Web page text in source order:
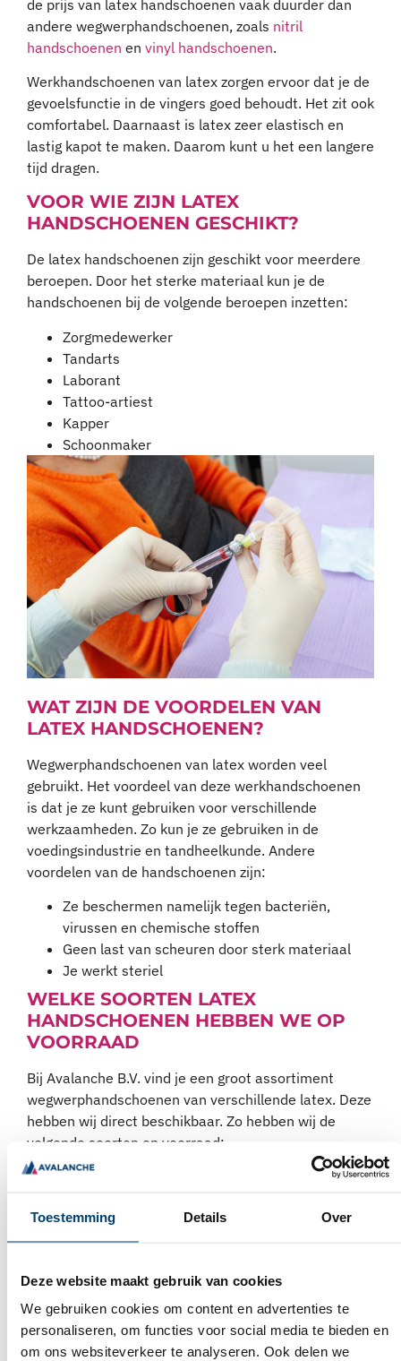
Toestemming Details Over
Deze website maakt gebruik van cookies
We gebruiken cookies om content en advertenties te
personaliseren, om functies voor social media te bieden en
om ons websiteverkeer te analyseren. Ook delen we
de prijs van latex handschoenen vaak duurder dan
andere wegwerphandschoenen, zoals nitril
handschoenen en vinyl handschoenen.
Werkhandschoenen van latex zorgen ervoor dat je de
gevoelsfunctie in de vingers goed behoudt. Het zit ook
comfortabel. Daarnaast is latex zeer elastisch en
lastig kapot te maken. Daarom kunt u het een langere
tijd dragen.
VOOR WIE ZIJN LATEX
HANDSCHOENEN GESCHIKT?
De latex handschoenen zijn geschikt voor meerdere
beroepen. Door het sterke materiaal kun je de
handschoenen bij de volgende beroepen inzetten:
Zorgmedewerker
Tandarts
Laborant
Tattoo-artiest
Kapper
Schoonmaker
WAT ZIJN DE VOORDELEN VAN
LATEX HANDSCHOENEN?
Wegwerphandschoenen van latex worden veel
gebruikt. Het voordeel van deze werkhandschoenen
is dat je ze kunt gebruiken voor verschillende
werkzaamheden. Zo kun je ze gebruiken in de
voedingsindustrie en tandheelkunde. Andere
voordelen van de handschoenen zijn:
Ze beschermen namelijk tegen bacteriën,
virussen en chemische stoffen
Geen last van scheuren door sterk materiaal
Je werkt steriel
WELKE SOORTEN LATEX
HANDSCHOENEN HEBBEN WE OP
VOORRAAD
Bij Avalanche B.V. vind je een groot assortiment
wegwerphandschoenen van verschillende latex. Deze
hebben wij direct beschikbaar. Zo hebben wij de
volgende soorten op voorraad:
Gepoederd